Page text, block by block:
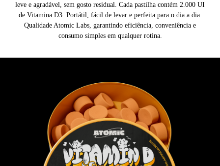
leve e agradável, sem gosto residual. Cada pastilha contém 2.000 UI
de Vitamina D3. Portátil, fácil de levar e perfeita para o dia a dia.
Qualidade Atomic Labs, garantindo eficiência, conveniência e
consumo simples em qualquer rotina.